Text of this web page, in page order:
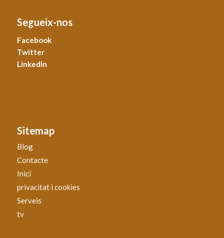
Segueix-nos
Facebook
Twitter
Linkedin
Sitemap
Blog
Contacte
Inici
privacitat i cookies
Serveis
tv